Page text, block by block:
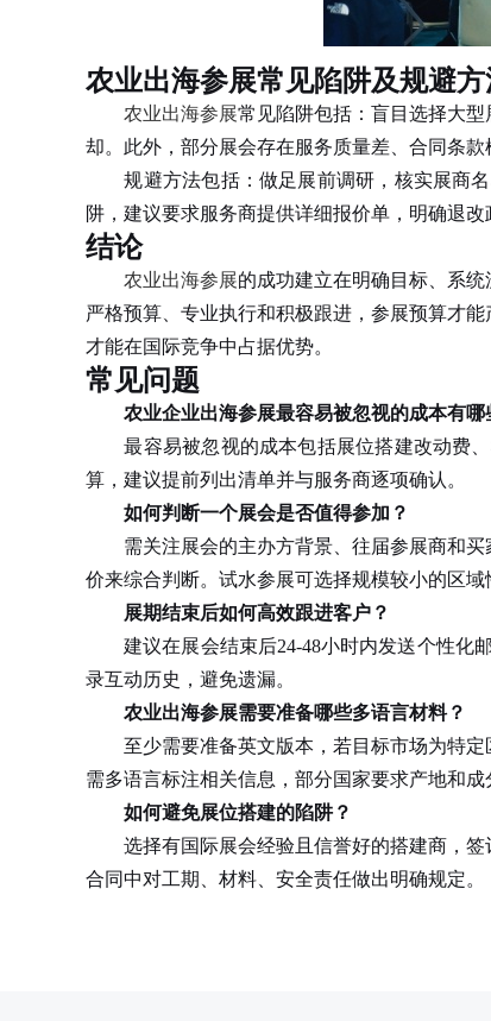
农业出海参展常见陷阱及规避方
农业出海参展常见陷阱包括：盲目选择大
却。此外，部分展会存在服务质量差、合同条款
规避方法包括：做足展前调研，核实展商名
阱，建议要求服务商提供详细报价单，明确退
结论
农业出海参展的成功建立在明确目标、系
严格预算、专业执行和积极跟进，参展预算才
才能在国际竞争中占据优势。
常见问题
农业企业出海参展最容易被忽视的成本有哪
最容易被忽视的成本包括展位搭建改动费、
算，建议提前列出清单并与服务商逐项确认。
如何判断一个展会是否值得参加？
需关注展会的主办方背景、往届参展商和买
价来综合判断。试水参展可选择规模较小的区域
展期结束后如何高效跟进客户？
建议在展会结束后24-48小时内发送个性化邮
录互动历史，避免遗漏。
农业出海参展需要准备哪些多语言材料？
至少需要准备英文版本，若目标市场为特定
需多语言标注相关信息，部分国家要求产地和成
如何避免展位搭建的陷阱？
选择有国际展会经验且信誉好的搭建商，签
合同中对工期、材料、安全责任做出明确规定。